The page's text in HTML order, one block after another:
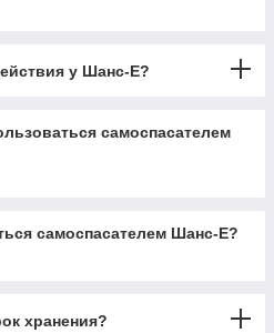
у Шанс-Е?
самоспасателем
самоспасателем Шанс-Е?
хранения?